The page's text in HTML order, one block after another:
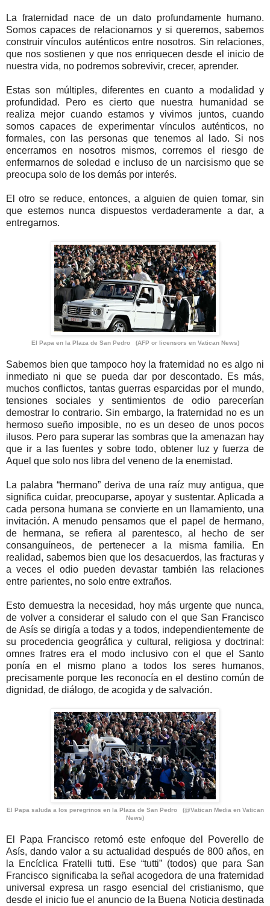
La fraternidad nace de un dato profundamente humano.
Somos capaces de relacionarnos y si queremos, sabemos
construir vínculos auténticos entre nosotros. Sin relaciones,
que nos sostienen y que nos enriquecen desde el inicio de
nuestra vida, no podremos sobrevivir, crecer, aprender.
Estas son múltiples, diferentes en cuanto a modalidad y
profundidad. Pero es cierto que nuestra humanidad se
realiza mejor cuando estamos y vivimos juntos, cuando
somos capaces de experimentar vínculos auténticos, no
formales, con las personas que tenemos al lado. Si nos
encerramos en nosotros mismos, corremos el riesgo de
enfermarnos de soledad e incluso de un narcisismo que se
preocupa solo de los demás por interés.
El otro se reduce, entonces, a alguien de quien tomar, sin
que estemos nunca dispuestos verdaderamente a dar, a
entregarnos.
El Papa en la Plaza de San Pedro (AFP or licensors en Vatican News)
Sabemos bien que tampoco hoy la fraternidad no es algo ni
inmediato ni que se pueda dar por descontado. Es más,
muchos conflictos, tantas guerras esparcidas por el mundo,
tensiones sociales y sentimientos de odio parecerían
demostrar lo contrario. Sin embargo, la fraternidad no es un
hermoso sueño imposible, no es un deseo de unos pocos
ilusos. Pero para superar las sombras que la amenazan hay
que ir a las fuentes y sobre todo, obtener luz y fuerza de
Aquel que solo nos libra del veneno de la enemistad.
La palabra “hermano” deriva de una raíz muy antigua, que
significa cuidar, preocuparse, apoyar y sustentar. Aplicada a
cada persona humana se convierte en un llamamiento, una
invitación. A menudo pensamos que el papel de hermano,
de hermana, se refiera al parentesco, al hecho de ser
consanguíneos, de pertenecer a la misma familia. En
realidad, sabemos bien que los desacuerdos, las fracturas y
a veces el odio pueden devastar también las relaciones
entre parientes, no solo entre extraños.
Esto demuestra la necesidad, hoy más urgente que nunca,
de volver a considerar el saludo con el que San Francisco
de Asís se dirigía a todas y a todos, independientemente de
su procedencia geográfica y cultural, religiosa y doctrinal:
omnes fratres era el modo inclusivo con el que el Santo
ponía en el mismo plano a todos los seres humanos,
precisamente porque les reconocía en el destino común de
dignidad, de diálogo, de acogida y de salvación.
El Papa saluda a los peregrinos en la Plaza de San Pedro (@Vatican Media en Vatican
News)
El Papa Francisco retomó este enfoque del Poverello de
Asís, dando valor a su actualidad después de 800 años, en
la Encíclica Fratelli tutti. Ese “tutti” (todos) que para San
Francisco significaba la señal acogedora de una fraternidad
universal expresa un rasgo esencial del cristianismo, que
desde el inicio fue el anuncio de la Buena Noticia destinada